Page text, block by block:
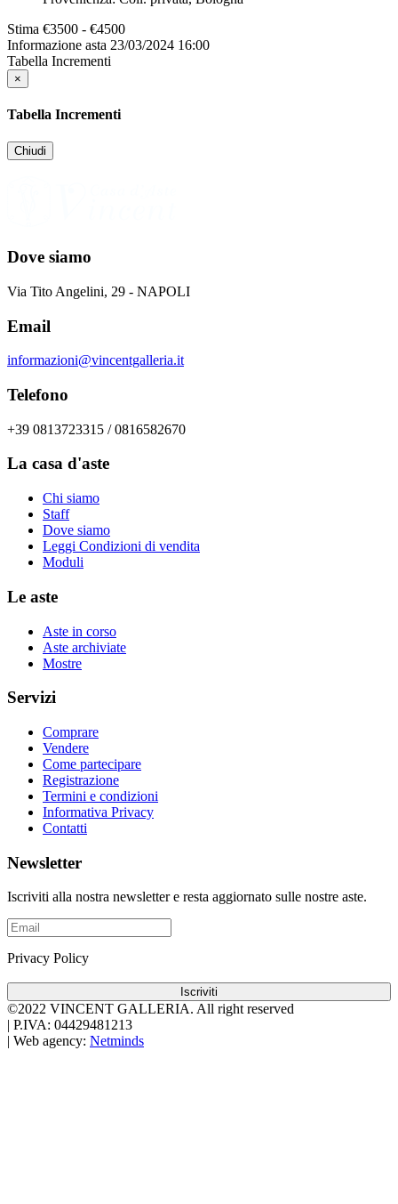
Stima €3500 - €4500
Informazione asta 23/03/2024 16:00
Tabella Incrementi
×
Tabella Incrementi
Chiudi
Dove siamo
Via Tito Angelini, 29 - NAPOLI
Email
informazioni@vincentgalleria.it
Telefono
+39 0813723315 / 0816582670
La casa d'aste
Chi siamo
Staff
Dove siamo
Leggi Condizioni di vendita
Moduli
Le aste
Aste in corso
Aste archiviate
Mostre
Servizi
Comprare
Vendere
Come partecipare
Registrazione
Termini e condizioni
Informativa Privacy
Contatti
Newsletter
Iscriviti alla nostra newsletter e resta aggiornato sulle nostre aste.
Privacy Policy
Iscriviti
©2022 VINCENT GALLERIA. All right reserved
P.IVA: 04429481213
Web agency: Netminds